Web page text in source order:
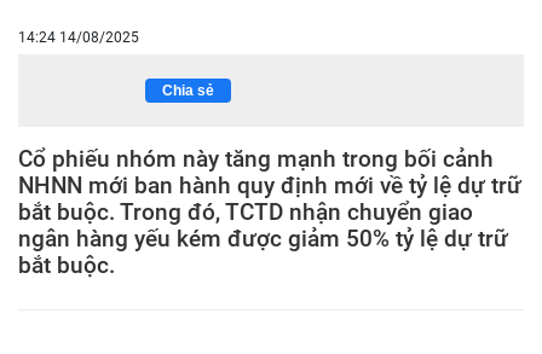
14:24 14/08/2025
Chia sẻ
Cổ phiếu nhóm này tăng mạnh trong bối cảnh
NHNN mới ban hành quy định mới về tỷ lệ dự trữ
bắt buộc. Trong đó, TCTD nhận chuyển giao
ngân hàng yếu kém được giảm 50% tỷ lệ dự trữ
bắt buộc.